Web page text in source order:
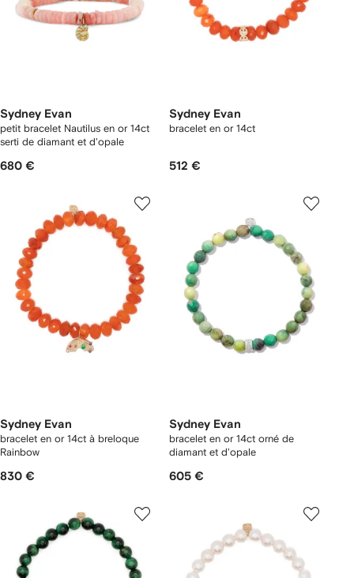
Sydney Evan
petit bracelet Nautilus en or 14ct
serti de diamant et d'opale
680 €
Sydney Evan
bracelet en or 14ct
512 €
Sydney Evan
bracelet en or 14ct à breloque
Rainbow
830 €
Sydney Evan
bracelet en or 14ct orné de
diamant et d'opale
605 €